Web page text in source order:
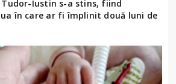
Iustin s-a stins, fiind
în care ar fi împlinit două luni de